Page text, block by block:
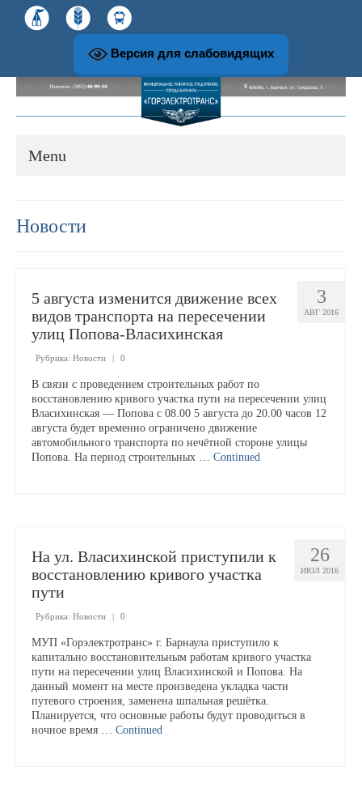
Версия для слабовидящих
Menu
Структура и руководство предприятия
Музей и экскурсионная работа
Доска почёта
Династии
Противодействие коррупции
Пассажирам
Расписания и маршруты
Расписание движения
Новости
3
АВГ 2016
5 августа изменится движение всех
видов транспорта на пересечении
улиц Попова-Власихинская
Рубрика: Новости | 0
В связи с проведением строительных работ по
восстановлению кривого участка пути на пересечении улиц
Власихинская — Попова с 08.00 5 августа до 20.00 часов 12
августа будет временно ограничено движение
автомобильного транспорта по нечётной стороне улицы
Попова. На период строительных … Continued
26
ИЮЛ 2016
На ул. Власихинской приступили к
восстановлению кривого участка
пути
Рубрика: Новости | 0
МУП «Горэлектротранс» г. Барнаула приступило к
капитально восстановительным работам кривого участка
пути на пересечении улиц Власихинской и Попова. На
данный момент на месте произведена укладка части
путевого строения, заменена шпальная решётка.
Планируется, что основные работы будут проводиться в
ночное время … Continued